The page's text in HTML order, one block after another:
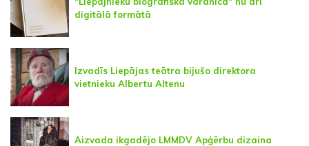
digitālā formātā
Izvadīs Liepājas teātra bijušo direktora
vietnieku Albertu Altenu
Aizvada ikgadējo LMMDV Apģērbu dizaina